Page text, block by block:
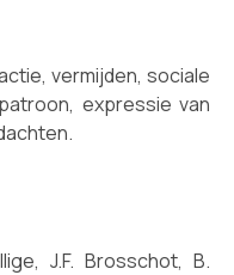
vermijden, sociale
expressie van
J.F. Brosschot, B.